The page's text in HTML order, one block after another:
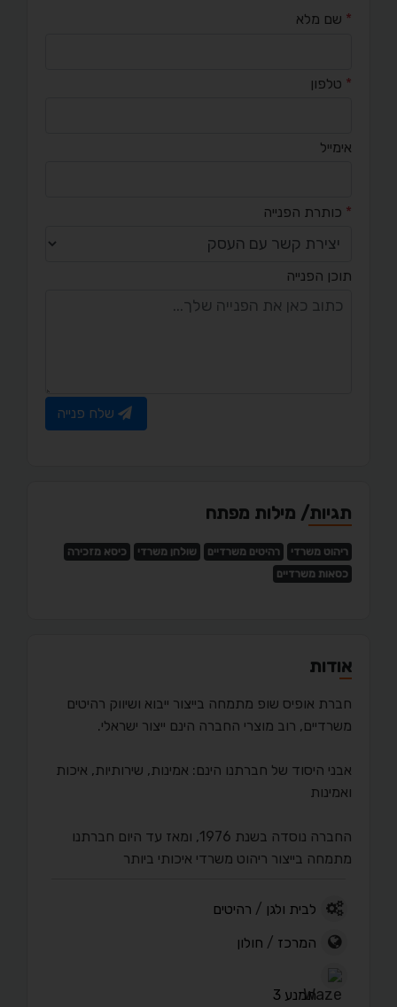
* שם מלא
* טלפון
אימייל
* כותרת הפנייה
תוכן הפנייה
שלח פנייה
תגיות/ מילות מפתח
ריהוט משרדי רהיטים משרדיים שולחן משרדי
כיסא מזכירה
כסאות משרדיים
אודות
חברת אופיס שופ מתמחה בייצור ייבוא ושיווק רהיטים
משרדיים, רוב מוצרי החברה הינם ייצור ישראלי.
אבני היסוד של חברתנו הינם: אמינות, שירותיות, איכות
ואמינות
החברה נוסדה בשנת 1976, ומאז עד היום חברתנו
מתמחה בייצור ריהוט משרדי איכותי ביותר
לבית ולגן / רהיטים
המרכז / חולון
תמנע 3